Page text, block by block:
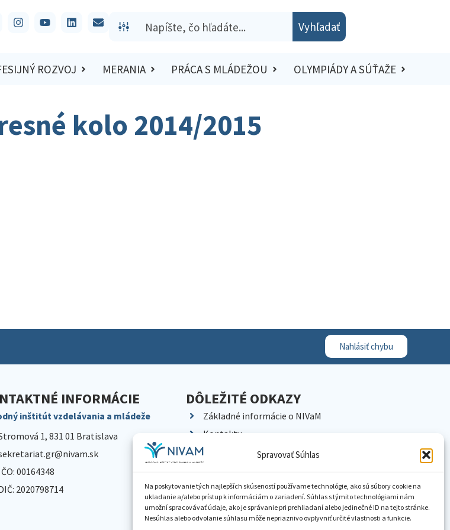
Spravovať Súhlas
Na poskytovanie tých najlepších skúseností používame technológie, ako sú súbory cookie na
ukladanie a/alebo prístup k informáciám o zariadení. Súhlas s týmito technológiami nám
umožní spracovávať údaje, ako je správanie pri prehliadaní alebo jedinečné ID na tejto stránke.
Nesúhlas alebo odvolanie súhlasu môže nepriaznivo ovplyvniť určité vlastnosti a funkcie.
Vyhľadať
ROZVOJ MERANIA PRÁCA S MLÁDEŽOU OLYMPIÁDY A SÚŤAŽE
kolo 2014/2015
Nahlásiť chybu
INFORMÁCIE
inštitút vzdelávania a mládeže
1, 831 01 Bratislava
00164348
2020798714
DÔLEŽITÉ ODKAZY
Základné informácie o NIVaM
Kontakty
Kariéra
Pracoviská NIVaM
Dokumenty inštitúcie
Knižnica